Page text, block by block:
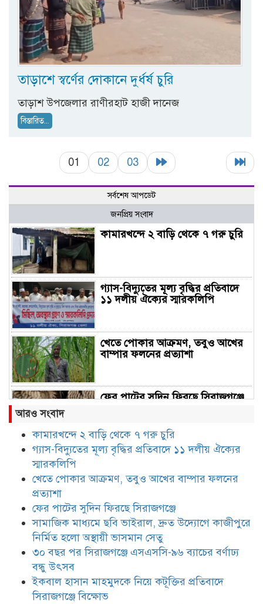
তাড়াশে স্বর্ণের দোকানে দুর্ধর্ষ চুরি
তাড়াশ উপজেলার রাণীরহাট হাজী দানেজ
বিস্তারিত...
01 02 03
সর্বশেষ আপডেট
জনপ্রিয় সংবাদ
কামারখন্দে ২ বাড়ি থেকে ৭ গরু চুরি
গ্যাস-বিদ্যুতের মূল্য বৃদ্ধির প্রতিবাদে
১১ দলীয় ঐক্যের স্মারকলিপি
খেতে পোকার আক্রমণ, তবুও আখের
বাম্পার ফলনের প্রত্যাশা
ফের পাটের সুদিন ফিরছে সিরাজগঞ্জে
সামাজিক মাধ্যমে ছবি ভাইরাল, দ্রুত
অস্থায়ী ভাসমান সেতু
৩০ বছর পর সিরাজগঞ্জে এসএসসি-৯৬
ব্যাচের বর্ণাঢ্য বন্ধু উৎসব
ইকবাল হাসান মাহমুদকে নিয়ে
আরও সংবাদ
কামারখন্দে ২ বাড়ি থেকে ৭ গরু চুরি
গ্যাস-বিদ্যুতের মূল্য বৃদ্ধির প্রতিবাদে ১১ দলীয় ঐক্যের
স্মারকলিপি
খেতে পোকার আক্রমণ, তবুও আখের বাম্পার ফলনের
প্রত্যাশা
ফের পাটের সুদিন ফিরছে সিরাজগঞ্জে
সামাজিক মাধ্যমে ছবি ভাইরাল, দ্রুত উদ্যোগে কাজীপুরে
নির্মিত হলো অস্থায়ী ভাসমান সেতু
৩০ বছর পর সিরাজগঞ্জে এসএসসি-৯৬ ব্যাচের বর্ণাঢ্য
বন্ধু উৎসব
ইকবাল হাসান মাহমুদকে নিয়ে কটূক্তির প্রতিবাদে
সিরাজগঞ্জে বিক্ষোভ